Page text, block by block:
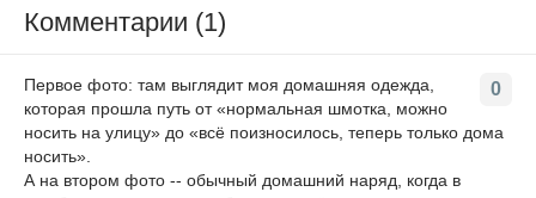
Комментарии (1)
0
Первое фото: там выглядит моя домашняя одежда,
которая прошла путь от «нормальная шмотка, можно
носить на улицу» до «всё поизносилось, теперь только дома
носить».
А на втором фото -- обычный домашний наряд, когда в